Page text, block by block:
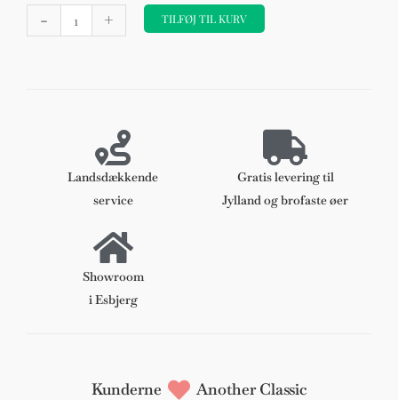
-
figurativ
komposition.
+ TILFØJ TIL KURV
Landsdækkende
service
Gratis levering til
Jylland og brofaste øer
Showroom
i Esbjerg
Kunderne Another Classic